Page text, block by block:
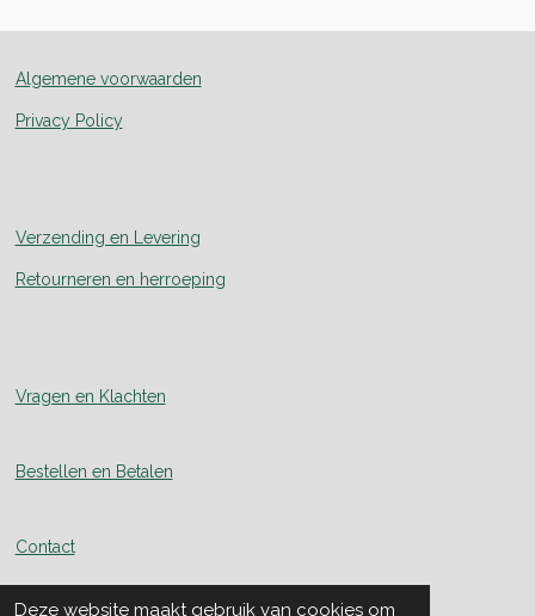
Deze website maakt gebruik van cookies om
Algemene voorwaarden
Privacy Policy
Verzending en Levering
Retourneren en herroeping
Vragen en Klachten
Bestellen en Betalen
Contact